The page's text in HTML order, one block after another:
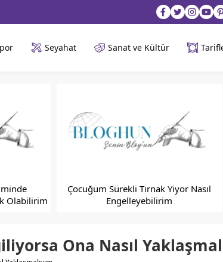
Seyahat Sanat ve Kültür
Olabilirim
Çocuğum Sürekli Tırnak Yiyor Nasıl
Engelleyebilirim
Ona Nasıl